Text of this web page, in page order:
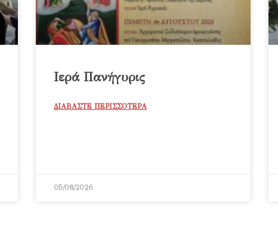
Ιερά Πανήγυρις
ΔΙΑΒΑΣΤΕ ΠΕΡΙΣΣΟΤΕΡΑ
05/08/2026